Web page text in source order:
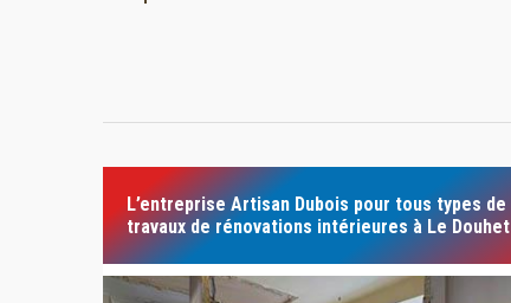
L’entreprise Artisan Dubois pour tous types de
travaux de rénovations intérieures à Le Douhet